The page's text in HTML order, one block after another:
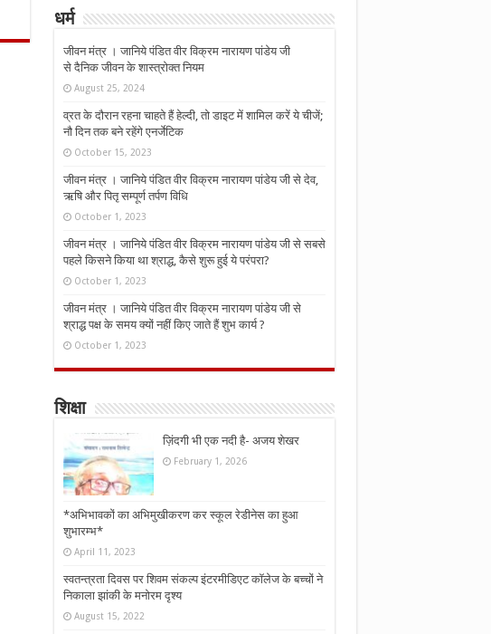
धर्म
जीवन मंत्र । जानिये पंडित वीर विक्रम नारायण पांडेय जी
से दैनिक जीवन के शास्त्रोक्त नियम
August 25, 2024
व्रत के दौरान रहना चाहते हैं हेल्दी, तो डाइट में शामिल करें ये चीजें;
नौ दिन तक बने रहेंगे एनर्जेटिक
October 15, 2023
जीवन मंत्र । जानिये पंडित वीर विक्रम नारायण पांडेय जी से देव,
ऋषि और पितृ सम्पूर्ण तर्पण विधि
October 1, 2023
जीवन मंत्र । जानिये पंडित वीर विक्रम नारायण पांडेय जी से सबसे
पहले किसने किया था श्राद्ध, कैसे शुरू हुई ये परंपरा?
October 1, 2023
जीवन मंत्र । जानिये पंडित वीर विक्रम नारायण पांडेय जी से
श्राद्ध पक्ष के समय क्यों नहीं किए जाते हैं शुभ कार्य ?
October 1, 2023
शिक्षा
ज़िंदगी भी एक नदी है- अजय शेखर
February 1, 2026
*अभिभावकों का अभिमुखीकरण कर स्कूल रेडीनेस का हुआ
शुभारम्भ*
April 11, 2023
स्वतन्त्रता दिवस पर शिवम संकल्प इंटरमीडिएट कॉलेज के बच्चों ने
निकाला झांकी के मनोरम दृश्य
August 15, 2022